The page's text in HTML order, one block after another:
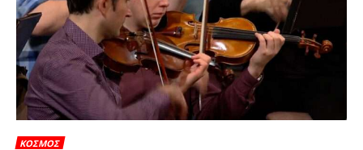
ΚΟΣΜΟΣ